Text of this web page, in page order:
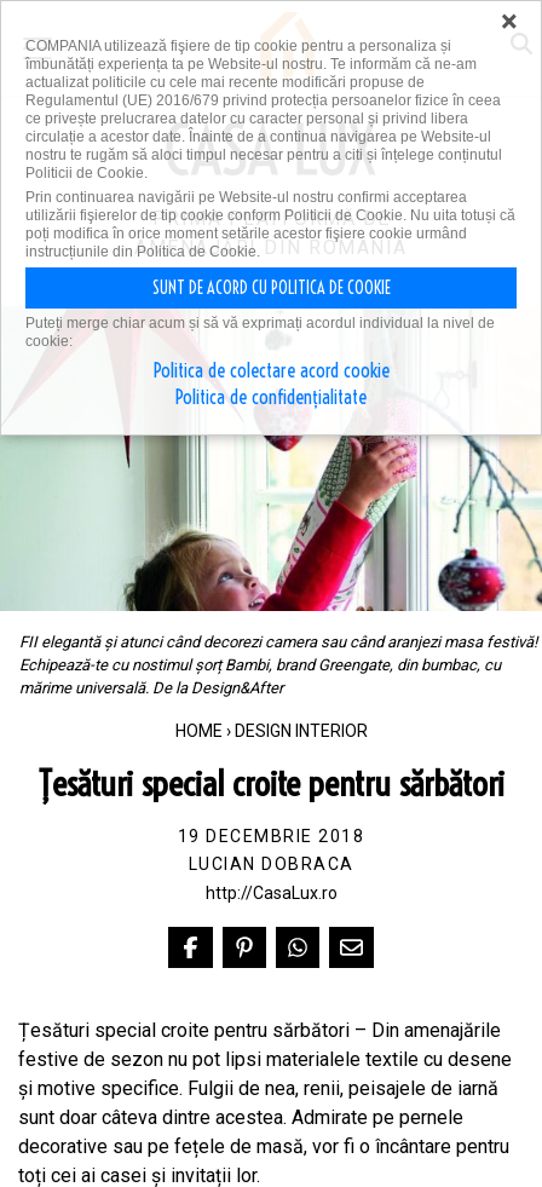
PRIMA PLATFORMĂ DE
AMENAJĂRI DIN ROMÂNIA
FII elegantă și atunci când decorezi camera sau când aranjezi masa festivă!
Echipează-te cu nostimul șorț Bambi, brand Greengate, din bumbac, cu
mărime universală. De la Design&After
HOME › DESIGN INTERIOR
Țesături special croite pentru sărbători
19 DECEMBRIE 2018
LUCIAN DOBRACA
http://CasaLux.ro
Țesături special croite pentru sărbători – Din amenajările
festive de sezon nu pot lipsi materialele textile cu desene
și motive specifice. Fulgii de nea, renii, peisajele de iarnă
sunt doar câteva dintre acestea. Admirate pe pernele
decorative sau pe fețele de masă, vor fi o încântare pentru
toți cei ai casei și invitații lor.
×
COMPANIA utilizează fişiere de tip cookie pentru a personaliza și
îmbunătăți experiența ta pe Website-ul nostru. Te informăm că ne-am
actualizat politicile cu cele mai recente modificări propuse de
Regulamentul (UE) 2016/679 privind protecția persoanelor fizice în ceea
ce privește prelucrarea datelor cu caracter personal și privind libera
circulație a acestor date. Înainte de a continua navigarea pe Website-ul
nostru te rugăm să aloci timpul necesar pentru a citi și înțelege conținutul
Politicii de Cookie.
Prin continuarea navigării pe Website-ul nostru confirmi acceptarea
utilizării fişierelor de tip cookie conform Politicii de Cookie. Nu uita totuși că
poți modifica în orice moment setările acestor fişiere cookie urmând
instrucțiunile din Politica de Cookie.
SUNT DE ACORD CU POLITICA DE COOKIE
Puteți merge chiar acum și să vă exprimați acordul individual la nivel de
cookie:
Politica de colectare acord cookie
Politica de confidențialitate